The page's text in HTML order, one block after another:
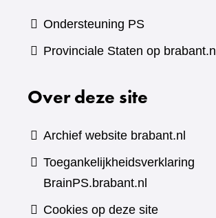
Ondersteuning PS
Provinciale Staten op brabant.nl
Over deze site
Archief website brabant.nl
Toegankelijkheidsverklaring
BrainPS.brabant.nl
Cookies op deze site